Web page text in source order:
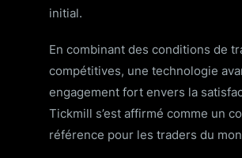
initial.
En combinant des conditions de
compétitives, une technologie
engagement fort envers la
Tickmill s’est affirmé comme un
référence pour les traders du